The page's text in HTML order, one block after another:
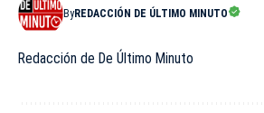
ByREDACCIÓN DE ÚLTIMO MINUTO
Redacción de De Último Minuto